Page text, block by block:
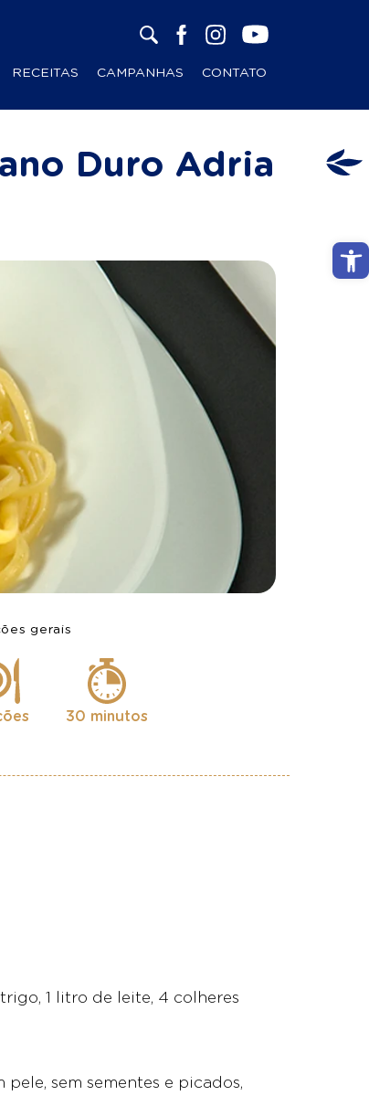
RECEITAS CAMPANHAS CONTATO
Duro Adria
gerais
30 minutos
1 litro de leite, 4 colheres
sem sementes e picados,